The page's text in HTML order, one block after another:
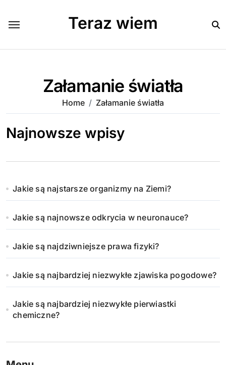
content
Teraz wiem
Załamanie światła
Home Załamanie światła
Najnowsze wpisy
Jakie są najstarsze organizmy na Ziemi?
Jakie są najnowsze odkrycia w neuronauce?
Jakie są najdziwniejsze prawa fizyki?
Jakie są najbardziej niezwykłe zjawiska pogodowe?
Jakie są najbardziej niezwykłe pierwiastki
chemiczne?